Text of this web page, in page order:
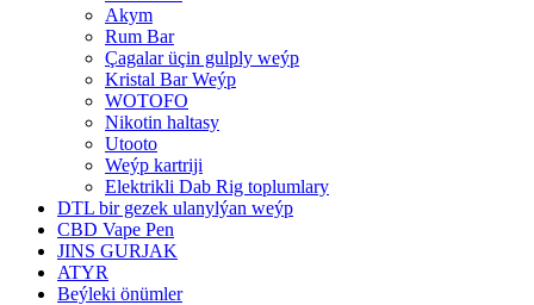
Akym
Rum Bar
Çagalar üçin gulply weýp
Kristal Bar Weýp
WOTOFO
Nikotin haltasy
Utooto
Weýp kartriji
Elektrikli Dab Rig toplumlary
DTL bir gezek ulanylýan weýp
CBD Vape Pen
JINS GURJAK
ATYR
Beýleki önümler